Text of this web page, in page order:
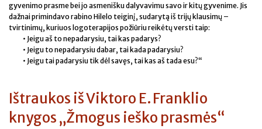
gyvenimo prasme bei jo asmenišku dalyvavimu savo ir kitų gyvenime. Jis
dažnai primindavo rabino Hilelo teiginį, sudarytą iš trijų klausimų –
tvirtinimų, kuriuos logoterapijos požiūriu reikėtų versti taip:
• Jeigu aš to nepadarysiu, tai kas padarys?
• Jeigu to nepadarysiu dabar, tai kada padarysiu?
• Jeigu tai padarysiu tik dėl savęs, tai kas aš tada esu?“
Ištraukos iš Viktoro E. Franklio
knygos „Žmogus ieško prasmės“